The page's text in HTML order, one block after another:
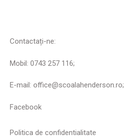
Contactați-ne:
Mobil: 0743 257 116;
E-mail: office@scoalahenderson.ro;
Facebook
Politica de confidentialitate